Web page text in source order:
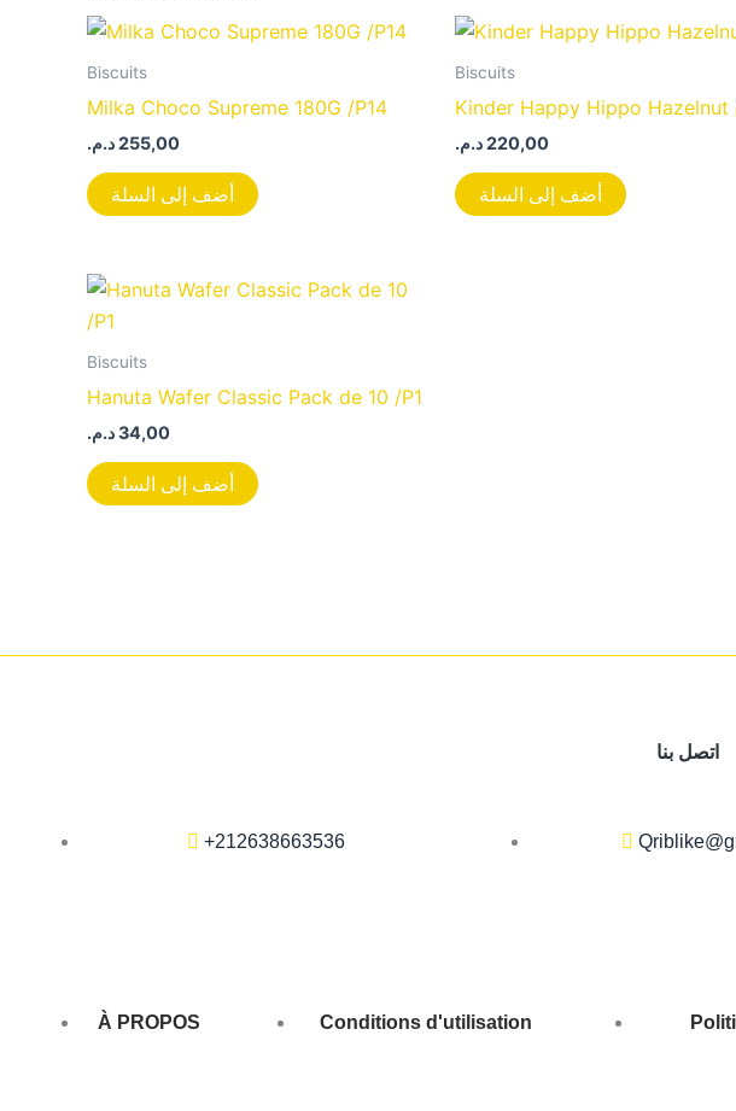
Biscuits
Milka Choco Supreme 180G /P14
255,00د.م.
أضف إلى السلة
Biscuits
Kinder Happy Hippo Hazelnut
220,00د.م.
أضف إلى السلة
Biscuits
Hanuta Wafer Classic Pack de 10 /P1
34,00د.م.
أضف إلى السلة
اتصل بنا
+212638663536
À PROPOS Conditions d'utilisation